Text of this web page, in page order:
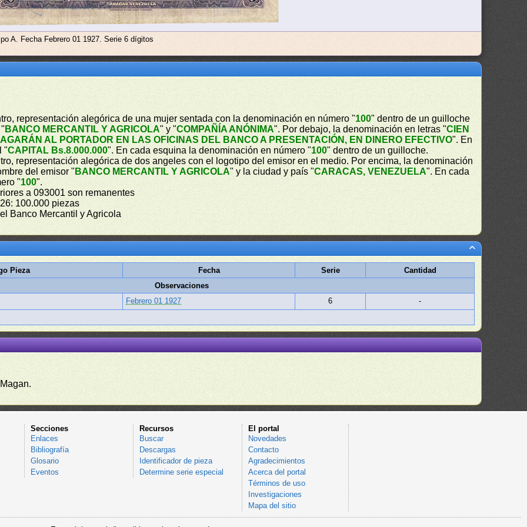
A. Fecha Febrero 01 1927. Serie 6 dígitos
representación alegórica de una mujer sentada con la denominación en número "100" dentro de un guilloche
BANCO MERCANTIL Y AGRICOLA" y "COMPAÑÍA ANÓNIMA". Por debajo, la denominación en letras "CIEN
AL PORTADOR EN LAS OFICINAS DEL BANCO A PRESENTACIÓN, EN DINERO EFECTIVO". En
"CAPITAL Bs.8.000.000". En cada esquina la denominación en número "100" dentro de un guilloche.
representación alegórica de dos angeles con el logotipo del emisor en el medio. Por encima, la denominación
del emisor " BANCO MERCANTIL Y AGRICOLA" y la ciudad y país "CARACAS, VENEZUELA". En cada
"100".
a 093001 son remanentes
100.000 piezas
Banco Mercantil y Agricola
Pieza Fecha Serie
Cantidad
Observaciones
Febrero 01 1927
6 -
Secciones
Enlaces
Bibliografía
Glosario
Eventos
Recursos
Buscar
Descargas
Identificador de pieza
Determine serie especial
El portal
Novedades
Contacto
Agradecimientos
Acerca del portal
Términos de uso
Investigaciones
Mapa del sitio